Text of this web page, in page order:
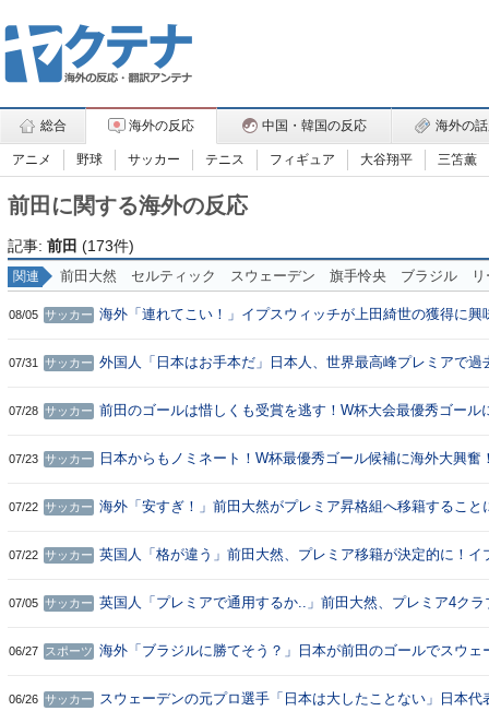
総合 海外の反応 中国・韓国の反応 海外の
アニメ 野球 サッカー テニス フィギュア 大谷翔平 三笘薫
前田に関する海外の反応
記事: 前田 (173件)
関連 前田大然 セルティック スウェーデン 旗手怜央 ブラジル
08/05 サッカー 海外「連れてこい！」イプスウィッチが上田綺世の獲得に興
07/31 サッカー 外国人「日本はお手本だ」日本人、世界最高峰プレミアで過
07/28 サッカー 前田のゴールは惜しくも受賞を逃す！W杯大会最優秀ゴール
07/23 サッカー
日本からもノミネート！W杯最優秀ゴール候補に海外大興奮
07/22 サッカー 海外「安すぎ！」前田大然がプレミア昇格組へ移籍すること
07/22 サッカー 英国人「格が違う」前田大然、プレミア移籍が決定的に！イ
07/05 サッカー 英国人「プレミアで通用するか..」前田大然、プレミア4クラ
06/27 スポーツ 海外「ブラジルに勝てそう？」日本が前田のゴールでスウェ
06/26 サッカー
スウェーデンの元プロ選手「日本は大したことない」日本代